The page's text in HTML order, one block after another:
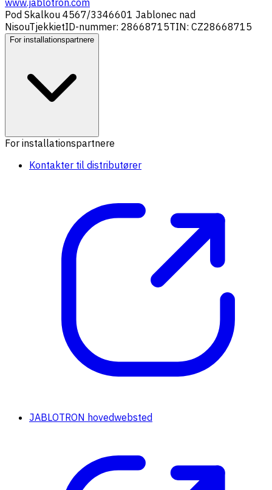
www.jablotron.com
Pod Skalkou 4567/3346601 Jablonec nad
NisouTjekkietID-nummer: 28668715TIN: CZ28668715
For installationspartnere
For installationspartnere
Kontakter til distributører
JABLOTRON hovedwebsted